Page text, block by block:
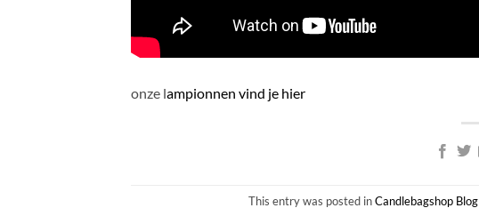
onze lampionnen vind je hier
This entry was posted inCandlebagshop Blog